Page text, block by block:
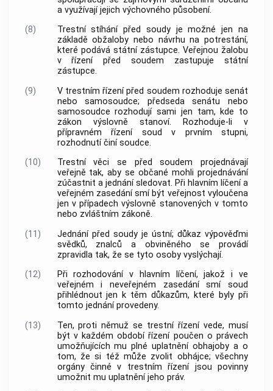
a využívají jejich výchovného působení.
(8)
Trestní stíhání před soudy je možné jen na
základě obžaloby nebo návrhu na potrestání,
které podává státní zástupce. Veřejnou žalobu
v řízení před soudem zastupuje státní
zástupce.
(9)
V trestním řízenípřed soudem rozhoduje senát
nebo samosoudce; předseda senátu nebo
samosoudce rozhodují sami jen tam, kde to
zákon výslovně stanoví. Rozhoduje-li v
přípravném řízení soud v prvním stupni,
rozhodnutí činí soudce.
(10)
Trestní věci se před soudem projednávají
veřejně tak, aby se občané mohli projednávání
zúčastnit a jednání sledovat. Při hlavním líčení a
veřejném zasedání smí být veřejnost vyloučena
jen v případech výslovně stanovených v tomto
nebo zvláštním zákoně.
(11)
Jednání před soudy je ústní; důkaz výpověďmi
svědků, znalců a obviněného se provádí
zpravidla tak, že se tyto osoby vyslýchají.
(12)
Při rozhodování v hlavním líčení, jakož i ve
veřejném i neveřejném zasedání smí soud
přihlédnout jen k těm důkazům, které byly při
tomto jednání provedeny.
(13)
Ten, proti němuž se trestní řízení vede, musí
být v každém období řízení poučen o právech
umožňujících mu plné uplatnění obhajoby a o
tom, že si též může zvolit obhájce; všechny
orgány činné v trestním řízení jsou povinny
umožnit mu uplatnění jeho práv.